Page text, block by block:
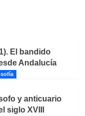
El bandido
Andalucía
y anticuario
siglo XVIII